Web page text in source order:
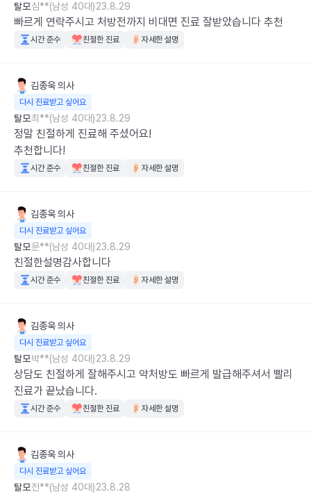
탈모심**(남성 40대)23.8.29
빠르게 연락주시고 처방전까지 비대면 진료 잘받았습니다 추천
시간 준수 친절한 진료 자세한 설명
김종욱의사
다시 진료받고 싶어요
탈모최**(남성 40대)23.8.29
정말 친절하게 진료해 주셨어요!
추천합니다!
시간 준수 친절한 진료 자세한 설명
김종욱의사
다시 진료받고 싶어요
탈모문**(남성 40대)23.8.29
친절한설명감사합니다
시간 준수 친절한 진료 자세한 설명
김종욱의사
다시 진료받고 싶어요
탈모박**(남성 40대)23.8.29
상담도 친절하게 잘해주시고 약처방도 빠르게 발급해주셔서 빨리
진료가 끝났습니다.
시간 준수 친절한 진료 자세한 설명
김종욱의사
다시 진료받고 싶어요
탈모전**(남성 40대)23.8.28